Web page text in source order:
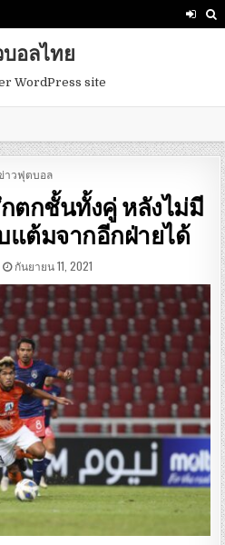
อลไทย
WordPress site
าวฟุตบอล
ตกชั้นทั้งคู่ หลังไม่มี
แต้มจากอีกฝ่ายได้
กันยายน 11, 2021